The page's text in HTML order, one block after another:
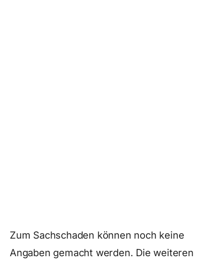
Zum Sachschaden können noch keine
Angaben gemacht werden. Die weiteren